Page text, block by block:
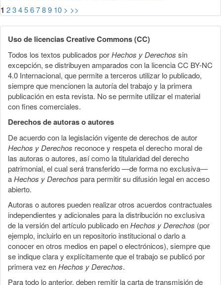
1 23456789 10 > >>
Uso de licencias Creative Commons (CC)
Todos los textos publicados porHechos y Derechos sin
excepción, se distribuyen amparados con la licencia CC BY-NC
4.0 Internacional, que permite a terceros utilizar lo publicado,
siempre que mencionen la autoría del trabajo y la primera
publicación en esta revista. No se permite utilizar el material
con fines comerciales.
Derechos de autoras o autores
De acuerdo con la legislación vigente de derechos de autor
Hechos y Derechos reconoce y respeta el derecho moral de
las autoras o autores, así como la titularidad del derecho
patrimonial, el cual será transferido —de forma no exclusiva—
aHechos y Derechos para permitir su difusión legal en acceso
abierto.
Autoras o autores pueden realizar otros acuerdos contractuales
independientes y adicionales para la distribución no exclusiva
de la versión del artículo publicado enHechos y Derechos (por
ejemplo, incluirlo en un repositorio institucional o darlo a
conocer en otros medios en papel o electrónicos), siempre que
se indique clara y explícitamente que el trabajo se publicó por
primera vez enHechos y Derechos.
Para todo lo anterior, deben remitir la carta de transmisión de